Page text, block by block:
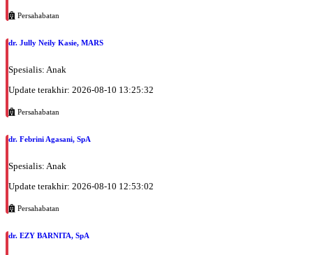
Persahabatan
dr. Jully Neily Kasie, MARS
Spesialis: Anak
Update terakhir: 2026-08-10 13:25:32
Persahabatan
dr. Febrini Agasani, SpA
Spesialis: Anak
Update terakhir: 2026-08-10 12:53:02
Persahabatan
dr. EZY BARNITA, SpA